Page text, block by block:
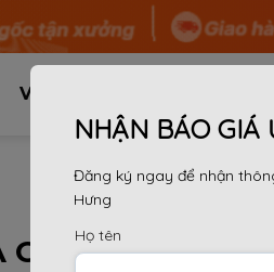
VỀ CHÚNG TÔI
CÓ QUAN
NHẬN BÁO GIÁ
Đăng ký ngay để nhận
Hưng
Họ tên